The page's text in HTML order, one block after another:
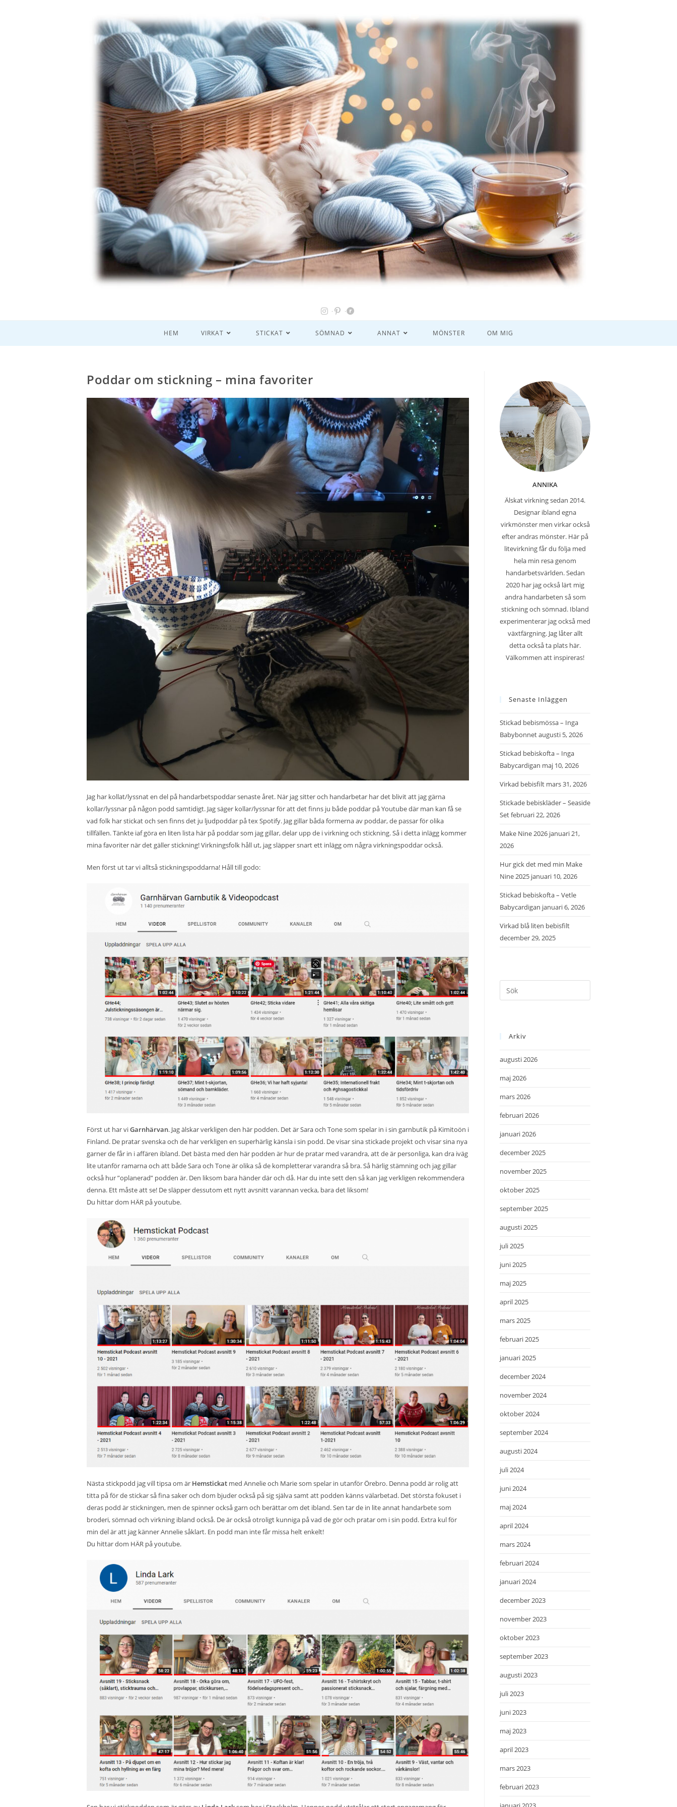
HEM VIRKAT STICKAT SÖMNAD ANNAT MÖNSTER OM MIG
Poddar om stickning – mina favoriter
Jag har kollat/lyssnat en del på handarbetspoddar senaste året. När jag sitter och handarbetar har det blivit att jag gärna
kollar/lyssnar på någon podd samtidigt. Jag säger kollar/lyssnar för att det finns ju både poddar på Youtube där man kan få se
vad folk har stickat och sen finns det ju ljudpoddar på tex Spotify. Jag gillar båda formerna av poddar, de passar för olika
tillfällen. Tänkte iaf göra en liten lista här på poddar som jag gillar, delar upp de i virkning och stickning. Så i detta inlägg kommer
mina favoriter när det gäller stickning! Virkningsfolk håll ut, jag släpper snart ett inlägg om några virkningspoddar också.
Men först ut tar vi alltså stickningspoddarna! Håll till godo:
Först ut har viGarnhärvan. Jag älskar verkligen den här podden. Det är Sara och Tone som spelar in i sin garnbutik på Kimitoön i
Finland. De pratar svenska och de har verkligen en superhärlig känsla i sin podd. De visar sina stickade projekt och visar sina nya
garner de får in i affären ibland. Det bästa med den här podden är hur de pratar med varandra, att de är personliga, kan dra iväg
lite utanför ramarna och att både Sara och Tone är olika så de kompletterar varandra så bra. Så härlig stämning och jag gillar
också hur ”oplanerad” podden är. Den liksom bara händer där och då. Har du inte sett den så kan jag verkligen rekommendera
denna. Ett måste att se! De släpper dessutom ett nytt avsnitt varannan vecka, bara det liksom!
Du hittar dom HÄR på youtube.
Nästa stickpodd jag vill tipsa om är Hemstickat med Annelie och Marie som spelar in utanför Örebro. Denna podd är rolig att
titta på för de stickar så fina saker och dom bjuder också på sig själva samt att podden känns välarbetad. Det största fokuset i
deras podd är stickningen, men de spinner också garn och berättar om det ibland. Sen tar de in lite annat handarbete som
broderi, sömnad och virkning ibland också. De är också otroligt kunniga på vad de gör och pratar om i sin podd. Extra kul för
min del är att jag känner Annelie såklart. En podd man inte får missa helt enkelt!
Du hittar dom HÄR på youtube.
ANNIKA
Älskat virkning sedan 2014.
Designar ibland egna
virkmönster men virkar också
efter andras mönster. Här på
litevirkning får du följa med
hela min resa genom
handarbetsvärlden. Sedan
2020 har jag också lärt mig
andra handarbeten så som
stickning och sömnad. Ibland
experimenterar jag också med
växtfärgning. Jag låter allt
detta också ta plats här.
Välkommen att inspireras!
Senaste Inläggen
Stickad bebismössa – Inga
Babybonnetaugusti 5, 2026
Stickad bebiskofta – Inga
Babycardigan maj 10, 2026
Virkad bebisfilt mars 31, 2026
Stickade bebiskläder – Seaside
Setfebruari 22, 2026
Make Nine 2026 januari 21,
2026
Hur gick det med min Make
Nine 2025 januari 10, 2026
Stickad bebiskofta – Vetle
Babycardigan januari 6, 2026
Virkad blå liten bebisfilt
december 29, 2025
Arkiv
augusti 2026
maj 2026
mars 2026
februari 2026
januari 2026
december 2025
november 2025
oktober 2025
september 2025
augusti 2025
juli 2025
juni 2025
maj 2025
april 2025
mars 2025
februari 2025
januari 2025
december 2024
november 2024
oktober 2024
september 2024
augusti 2024
juli 2024
juni 2024
maj 2024
april 2024
mars 2024
februari 2024
januari 2024
december 2023
november 2023
oktober 2023
september 2023
augusti 2023
juli 2023
juni 2023
maj 2023
april 2023
mars 2023
februari 2023